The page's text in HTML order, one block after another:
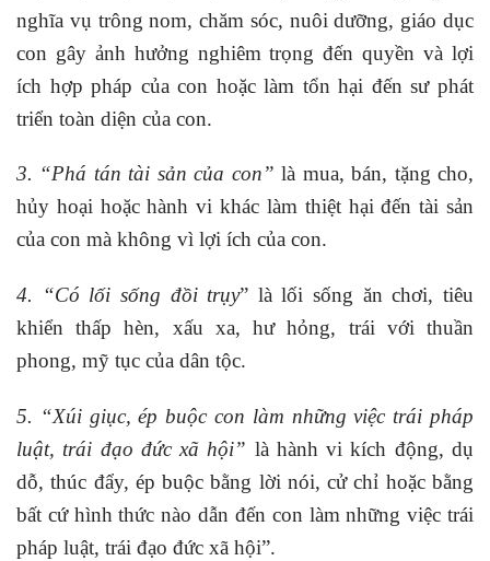
nghĩa vụ trông nom, chăm sóc, nuôi dưỡng, giáo dục
con gây ảnh hưởng nghiêm trọng đến quyền và lợi
ích hợp pháp của con hoặc làm tổn hại đến sư phát
triển toàn diện của con.
3. “Phá tán tài sản của con” là mua, bán, tặng cho,
hủy hoại hoặc hành vi khác làm thiệt hại đến tài sản
của con mà không vì lợi ích của con.
4. “Có lối sống đồi trụy” là lối sống ăn chơi, tiêu
khiển thấp hèn, xấu xa, hư hỏng, trái với thuần
phong, mỹ tục của dân tộc.
5. “Xúi giục, ép buộc con làm những việc trái pháp
luật, trái đạo đức xã hội” là hành vi kích động, dụ
dỗ, thúc đẩy, ép buộc bằng lời nói, cử chỉ hoặc bằng
bất cứ hình thức nào dẫn đến con làm những việc trái
pháp luật, trái đạo đức xã hội”.